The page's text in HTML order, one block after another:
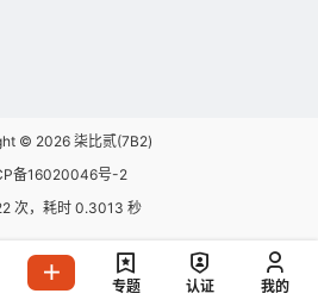
© 2026 柒比贰(7B2)
备16020046号-2
次，耗时 0.3013 秒
专题 认证 我的